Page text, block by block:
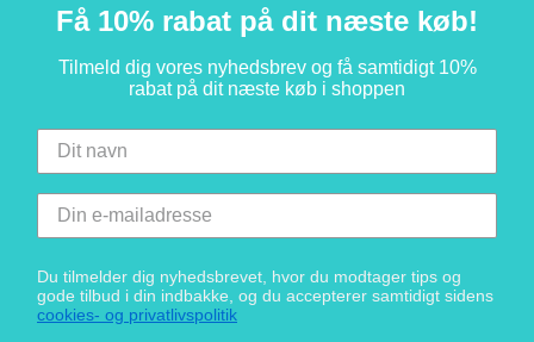
Få 10% rabat på dit næste køb!
Tilmeld dig vores nyhedsbrev og få samtidigt 10%
rabat på dit næste køb i shoppen
Du tilmelder dig nyhedsbrevet, hvor du modtager tips og
gode tilbud i din indbakke, og du accepterer samtidigt sidens
cookies- og privatlivspolitik